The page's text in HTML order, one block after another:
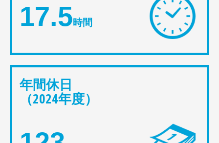
17.5時間
年間休日
（2024年度）